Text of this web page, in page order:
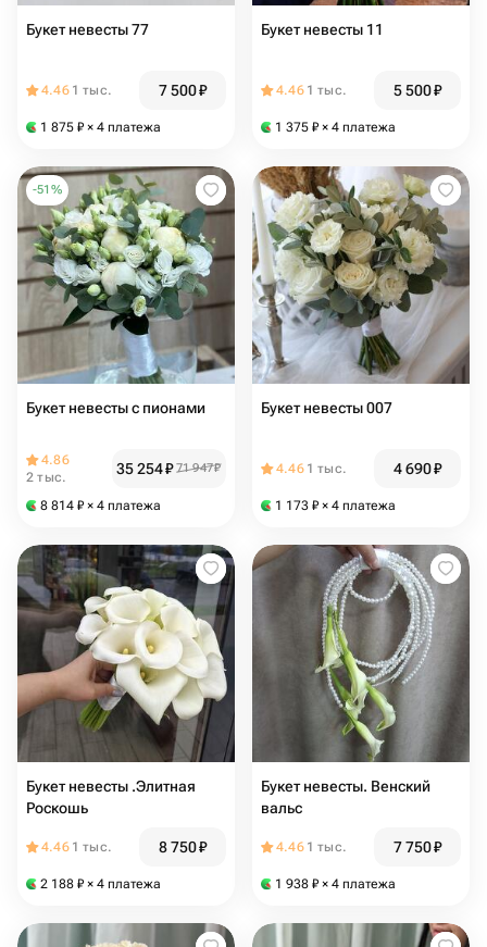
Букет невесты 77
4.46 1 тыс. 7 500₽
1 875 ₽ × 4 платежа
Букет невесты 11
4.46 1 тыс. 5 500₽
1 375 ₽ × 4 платежа
-51 %
Букет невесты с пионами
4.86
2 тыс.
35 254₽ 71 947₽
8 814 ₽ × 4 платежа
Букет невесты 007
4.46 1 тыс. 4 690₽
1 173 ₽ × 4 платежа
Букет невесты .Элитная
Роскошь
4.46 1 тыс. 8 750₽
2 188 ₽ × 4 платежа
Букет невесты. Венский
вальс
4.46 1 тыс. 7 750₽
1 938 ₽ × 4 платежа